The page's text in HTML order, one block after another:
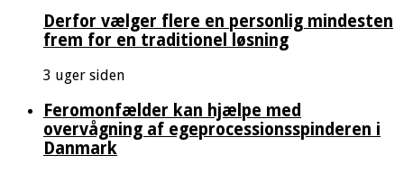
Derfor vælger flere en personlig mindesten
frem for en traditionel løsning
3 uger siden
Feromonfælder kan hjælpe med
overvågning af egeprocessionsspinderen i
Danmark